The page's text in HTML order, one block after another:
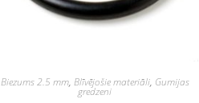
Biezums 2.5 mm, Blīvējošie materiāli, Gumijas
gredzeni